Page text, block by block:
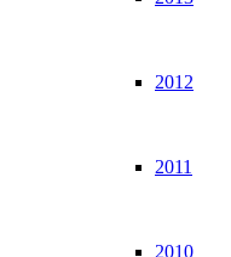
2012
2011
2010